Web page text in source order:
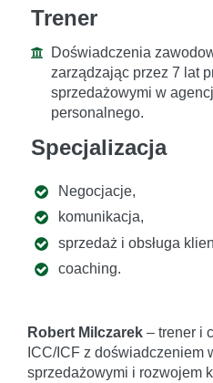
Trener
Doświadczenia
zarządzając przez 7 lat
sprzedażowymi w
personalnego.
Specjalizacja
Negocjacje,
komunikacja,
sprzedaż i obsługa
coaching.
Robert Milczarek – trener i
ICC/ICF z doświadczeniem
sprzedażowymi i rozwojem